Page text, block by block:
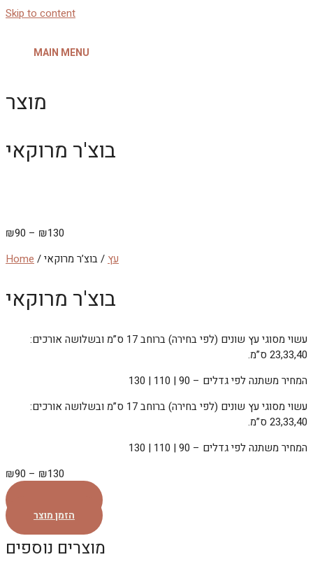
Skip to content
MAIN MENU
מוצר
בוצ'ר מרוקאי
₪90 – ₪130
Home / עץ / בוצ’ר מרוקאי
בוצ'ר מרוקאי
עשוי מסוגי עץ שונים (לפי בחירה) ברוחב 17 ס”מ ובשלושה אורכים:
23,33,40 ס”מ.
המחיר משתנה לפי גדלים – 90 | 110 | 130
עשוי מסוגי עץ שונים (לפי בחירה) ברוחב 17 ס”מ ובשלושה אורכים:
23,33,40 ס”מ.
המחיר משתנה לפי גדלים – 90 | 110 | 130
₪90 – ₪130
הזמן מוצר
מוצרים נוספים